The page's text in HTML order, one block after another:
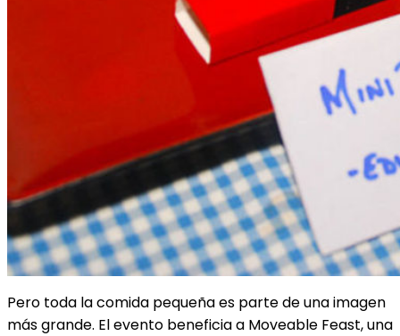
Pero toda la comida pequeña es parte de una imagen
más grande. El evento beneficia a Moveable Feast, una